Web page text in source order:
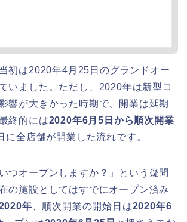
初は2020年4月25日のグランドオー
いました。ただし、2020年は新型コ
響が大きかった時期で、開業は延期
終的には2020年6月5日から順次開業
に全店舗が開業した流れです。
つオープンしますか？」という疑問
の施設としてはすでにオープン済み
年 、順次開業の開始日は2020年6